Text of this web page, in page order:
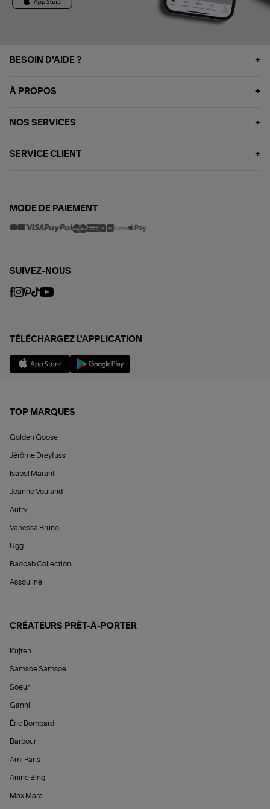
BESOIN D'AIDE ?
À PROPOS
NOS SERVICES
SERVICE CLIENT
MODE DE PAIEMENT
SUIVEZ-NOUS
TÉLÉCHARGEZ L'APPLICATION
TOP MARQUES
Golden Goose
Jérôme Dreyfuss
Isabel Marant
Jeanne Vouland
Autry
Vanessa Bruno
Ugg
Baobab Collection
Assouline
CRÉATEURS PRÊT-À-PORTER
Kujten
Samsoe Samsoe
Soeur
Ganni
Éric Bompard
Barbour
Ami Paris
Anine Bing
Max Mara